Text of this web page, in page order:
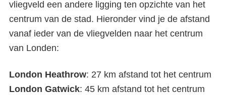
vliegveld een andere ligging ten opzichte van het
centrum van de stad. Hieronder vind je de afstand
vanaf ieder van de vliegvelden naar het centrum
van Londen:
London Heathrow: 27 km afstand tot het centrum
London Gatwick: 45 km afstand tot het centrum